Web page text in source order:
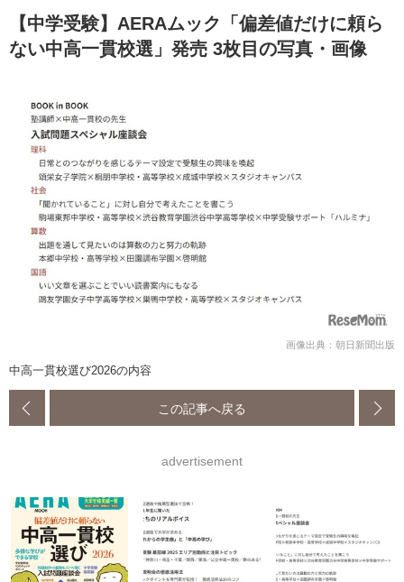
【中学受験】AERAムック「偏差値だけに頼ら
ない中高一貫校選」発売 3枚目の写真・画像
画像出典：朝日新聞出版
中高一貫校選び2026の内容
この記事へ戻る
advertisement